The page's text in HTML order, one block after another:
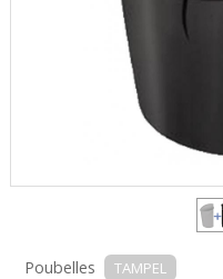
Poubelles TAMPEL